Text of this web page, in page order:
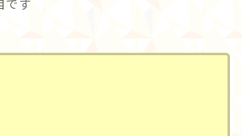
です